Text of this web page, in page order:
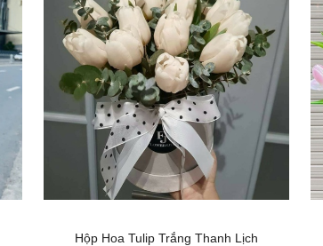
Hộp Hoa Tulip Trắng Thanh Lịch